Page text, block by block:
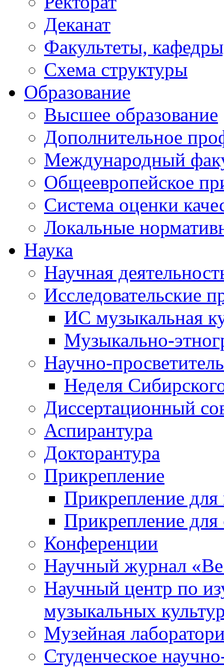
Деканат
Факультеты,
Схема структуры
Образование
Высшее образование
Дополнительное
Международный
Общеевропейское
Система оценки
Локальные
Наука
Научная
Исследовательские
ИС музыкальная
Музыкально-
Научно-
Неделя
Диссертационный
Аспирантура
Докторантура
Прикрепление
Прикрепление для
Прикрепление для
Конференции
Научный журнал
Научный центр по
музыкальных
Музейная
Студенческое